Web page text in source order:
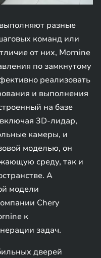
разные
команд или
от них, Mornine
по замкнутому
реализовать
и выполнения
на базе
3D-лидар,
камеры, и
моделью, он
среду, так и
А
модели
Chery
к
задач.
дверей